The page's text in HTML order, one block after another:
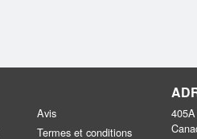
Avis
Termes et conditions